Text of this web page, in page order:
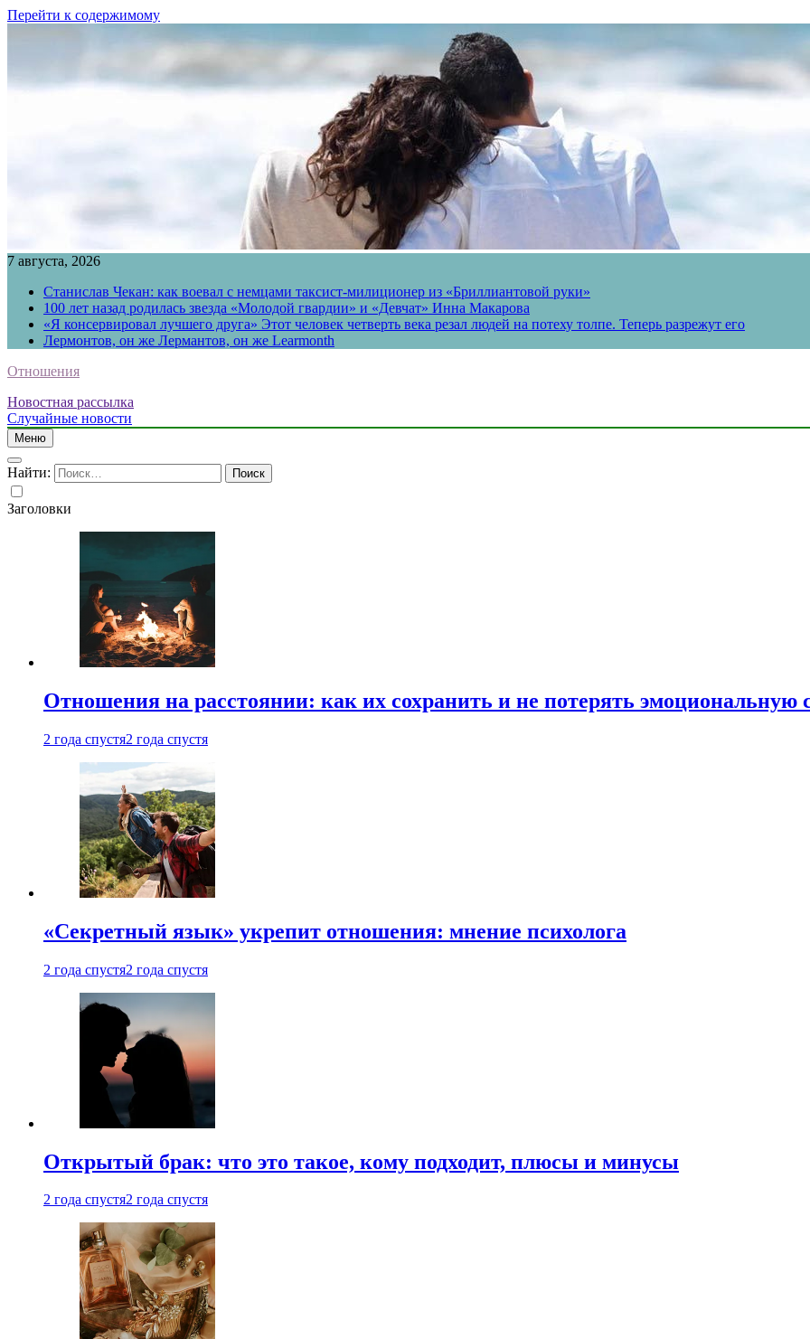
Перейти к содержимому
7 августа, 2026
Станислав Чекан: как воевал с немцами таксист-милиционер из «Бриллиантовой руки»
100 лет назад родилась звезда «Молодой гвардии» и «Девчат» Инна Макарова
«Я консервировал лучшего друга» Этот человек четверть века резал людей на потеху толпе. Теперь разрежут его
Лермонтов, он же Лермантов, он же Learmonth
Отношения
Новостная рассылка
Случайные новости
Меню
Найти:
Заголовки
Отношения на расстоянии: как их сохранить и не потерять
2 года спустя2 года спустя
«Секретный язык» укрепит отношения: мнение психолога
2 года спустя2 года спустя
Открытый брак: что это такое, кому подходит, плюсы и минусы
2 года спустя2 года спустя